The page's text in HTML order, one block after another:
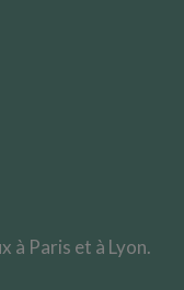
à Paris et à Lyon.